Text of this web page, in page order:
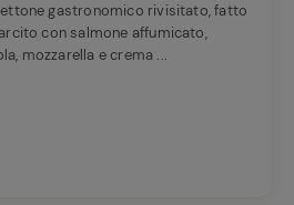
gastronomico rivisitato, fatto
con salmone affumicato,
mozzarella e crema ...